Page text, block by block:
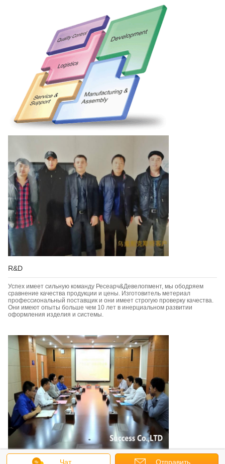
R&D
Успех имеет сильную команду Ресеарч&Девелопмент, мы ободряем
сравнение качества продукции и цены. Изготовитель метериал
профессиональный поставщик и они имеет строгую проверку качества.
Они имеют опыты больше чем 10 лет в инерциальном развитии
оформления изделия и системы.
Чат Отправить
Измените язык